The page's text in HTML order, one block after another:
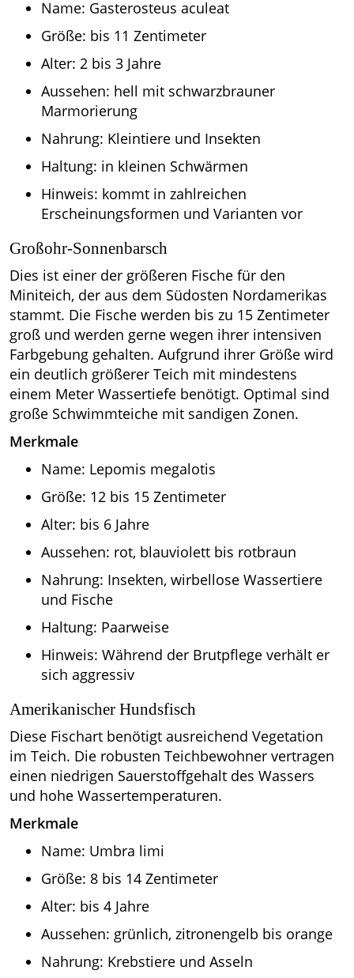
Name: Gasterosteus aculeat
Größe: bis 11 Zentimeter
Alter: 2 bis 3 Jahre
Aussehen: hell mit schwarzbrauner
Marmorierung
Nahrung: Kleintiere und Insekten
Haltung: in kleinen Schwärmen
Hinweis: kommt in zahlreichen
Erscheinungsformen und Varianten vor
Großohr-Sonnenbarsch
Dies ist einer der größeren Fische für den
Miniteich, der aus dem Südosten Nordamerikas
stammt. Die Fische werden bis zu 15 Zentimeter
groß und werden gerne wegen ihrer intensiven
Farbgebung gehalten. Aufgrund ihrer Größe wird
ein deutlich größerer Teich mit mindestens
einem Meter Wassertiefe benötigt. Optimal sind
große Schwimmteiche mit sandigen Zonen.
Merkmale
Name: Lepomis megalotis
Größe: 12 bis 15 Zentimeter
Alter: bis 6 Jahre
Aussehen: rot, blauviolett bis rotbraun
Nahrung: Insekten, wirbellose Wassertiere
und Fische
Haltung: Paarweise
Hinweis: Während der Brutpflege verhält er
sich aggressiv
Amerikanischer Hundsfisch
Diese Fischart benötigt ausreichend Vegetation
im Teich. Die robusten Teichbewohner vertragen
einen niedrigen Sauerstoffgehalt des Wassers
und hohe Wassertemperaturen.
Merkmale
Name: Umbra limi
Größe: 8 bis 14 Zentimeter
Alter: bis 4 Jahre
Aussehen: grünlich, zitronengelb bis orange
Nahrung: Krebstiere und Asseln